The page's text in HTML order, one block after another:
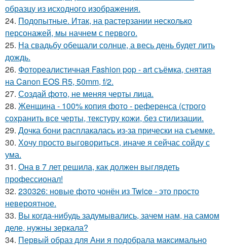
образцу из исходного изображения.
24. Подопытные. Итак, на растерзании несколько
персонажей, мы начнем с первого.
25. На свадьбу обещали солнце, а весь день будет лить
дождь.
26. Фотореалистичная Fashion pop - art съёмка, снятая
на Canon EOS R5, 50mm, f/2.
27. Создай фото, не меняя черты лица.
28. Женщина - 100% копия фото - референса (строго
сохранить все черты, текстуру кожи, без стилизации.
29. Дочка бони расплакалась из-за прически на съемке.
30. Хочу просто выговориться, иначе я сейчас сойду с
ума.
31. Она в 7 лет решила, как должен выглядеть
профессионал!
32. 230326: новые фото чонён из Twice - это просто
невероятное.
33. Вы когда-нибудь задумывались, зачем нам, на самом
деле, нужны зеркала?
34. Первый образ для Ани я подобрала максимально